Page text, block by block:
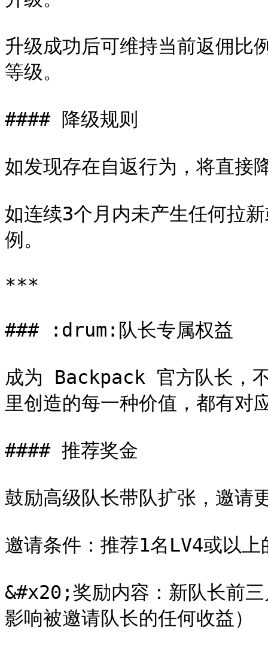
升级成功后可维持当前返佣比
等级。
#### 降级规则
如发现存在自返行为，将直接
如连续3个月内未产生任何拉
例。
***
### :drum:队长专属权益
成为 Backpack 官方队长，
里创造的每一种价值，都有对
#### 推荐奖金
鼓励高级队长带队扩张，邀请
邀请条件：推荐1名LV4或以上
&#x20;奖励内容：新队长前三
影响被邀请队长的任何收益）